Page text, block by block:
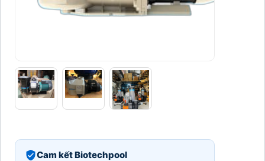
Cam kết Biotechpool